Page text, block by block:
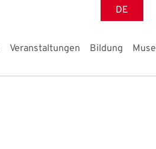
DE
Veranstaltungen Bildung